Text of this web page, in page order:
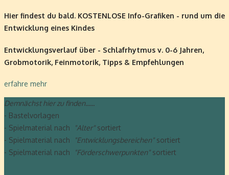
Hier findest du bald. KOSTENLOSE Info-Grafiken - rund um die
Entwicklung eines Kindes
Entwicklungsverlauf über - Schlafrhytmus v. 0-6 Jahren,
Grobmotorik, Feinmotorik, Tipps & Empfehlungen
erfahre mehr
Demnächst hier zu finden......
- Bastelvorlagen
- Spielmaterial nach
"Alter"sortiert
- Spielmaterial nach
"Entwicklungsbereichen"sortiert
- Spielmaterial nach
"Förderschwerpunkten"sortiert